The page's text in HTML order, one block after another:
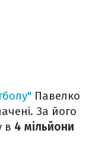
Павелко
За його
в 4 мільйони